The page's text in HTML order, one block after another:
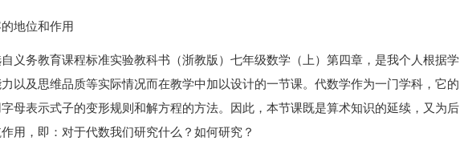
地位和作用
自义务教育课程标准实验教科书（浙教版）七年级数学（上）第四章，是我个人根据学
以及思维品质等实际情况而在教学中加以设计的一节课。代数学作为一门学科，它的
母表示式子的变形规则和解方程的方法。因此，本节课既是算术知识的延续，又为后
用，即：对于代数我们研究什么？如何研究？